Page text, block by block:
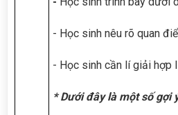
- Học sinh nêu rõ quan
- Học sinh cần lí giải hợp
* Dưới đây là một số gợi